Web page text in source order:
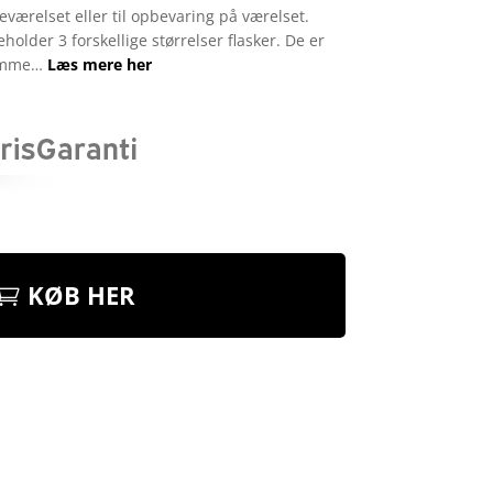
eller til opbevaring på værelset.
3 forskellige størrelser flasker. De er
Læs mere her
KØB HER